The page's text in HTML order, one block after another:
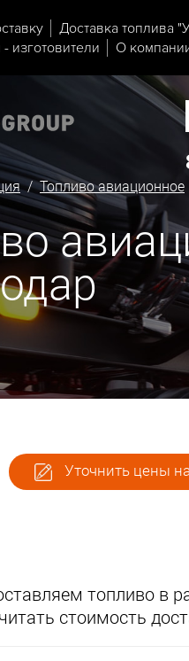
Доставка топлива
изготовители О
/Топливо авиационное
Уточнить цены
топливо в
стоимость